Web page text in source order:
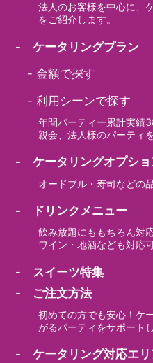
法人のお客様を中心に、
をご紹介します。
- ケータリングプラン
-金額で探す
-利用シーンで探す
年間パーティー累計実績
親会、法人様のパーティ
- ケータリングオプショ
オードブル・寿司などの
- ドリンクメニュー
飲み放題にももちろん対
ワイン・地酒なども対応
- スイーツ特集
- ご注文方法
初めての方でも安心！ケ
がるパーティをサポートし
- ケータリング対応エリ